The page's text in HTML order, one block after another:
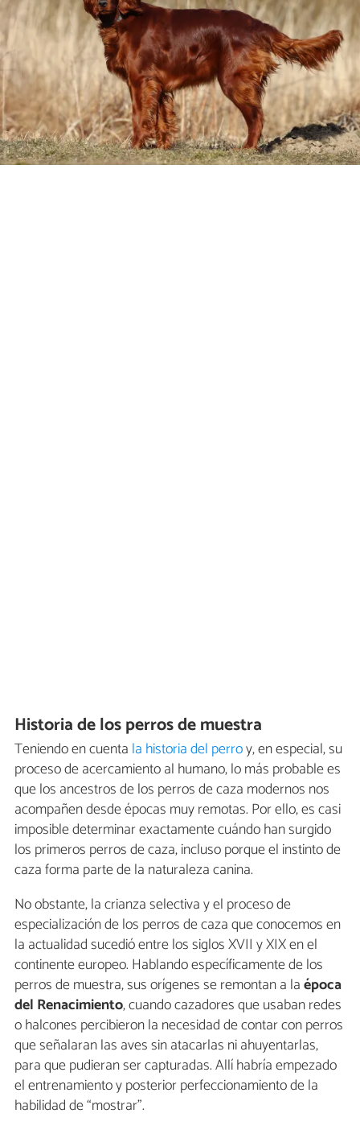
Historia de los perros de muestra
Teniendo en cuenta la historia del perroy, en especial, su
proceso de acercamiento al humano, lo más probable es
que los ancestros de los perros de caza modernos nos
acompañen desde épocas muy remotas. Por ello, es casi
imposible determinar exactamente cuándo han surgido
los primeros perros de caza, incluso porque el instinto de
caza forma parte de la naturaleza canina.
No obstante, la crianza selectiva y el proceso de
especialización de los perros de caza que conocemos en
la actualidad sucedió entre los siglos XVII y XIX en el
continente europeo. Hablando específicamente de los
perros de muestra, sus orígenes se remontan a laépoca
del Renacimiento, cuando cazadores que usaban redes
o halcones percibieron la necesidad de contar con perros
que señalaran las aves sin atacarlas ni ahuyentarlas,
para que pudieran ser capturadas. Allí habría empezado
el entrenamiento y posterior perfeccionamiento de la
habilidad de “mostrar”.